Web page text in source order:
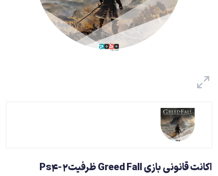
اکانت قانونی بازی Greed Fall ظرفیت2-Ps4